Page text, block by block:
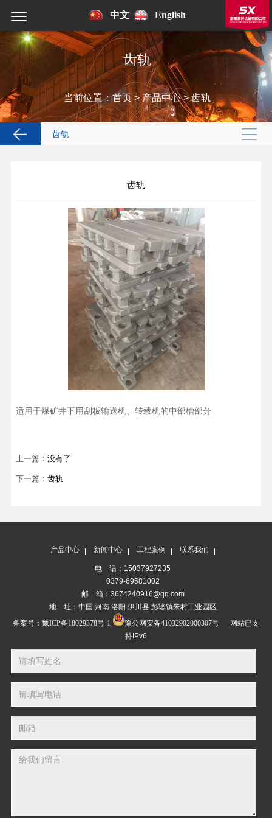
中文 English
齿轨
当前位置：首页>产品中心>齿轨
齿轨
齿轨
适用于煤矿井下用刮板输送机、转载机的中部槽部分
上一篇：没有了
下一篇：齿轨
产品中心 新闻中心 工程案例 联系我们
电 话：15037927235
0379-69581002
邮 箱：3674240916@qq.com
地 址：中国 河南 洛阳 伊川县 彭婆镇朱村工业园区
备案号： 豫ICP备18029378号-1 豫公网安备41032902000307号
网站已支
持IPv6